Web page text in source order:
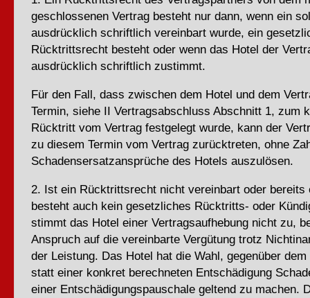
geschlossenen Vertrag besteht nur dann, wenn ein
ausdrücklich schriftlich vereinbart wurde, ein
Rücktrittsrecht besteht oder wenn das Hotel der
ausdrücklich schriftlich zustimmt.
Für den Fall, dass zwischen dem Hotel und dem
Termin, siehe II Vertragsabschluss Abschnitt 1, zum
Rücktritt vom Vertrag festgelegt wurde, kann der
zu diesem Termin vom Vertrag zurücktreten, ohne
Schadensersatzansprüche des Hotels auszulösen.
2. Ist ein Rücktrittsrecht nicht vereinbart oder bereits
besteht auch kein gesetzliches Rücktritts- oder
stimmt das Hotel einer Vertragsaufhebung nicht zu,
Anspruch auf die vereinbarte Vergütung trotz
der Leistung. Das Hotel hat die Wahl, gegenüber
statt einer konkret berechneten Entschädigung
einer Entschädigungspauschale geltend zu machen.